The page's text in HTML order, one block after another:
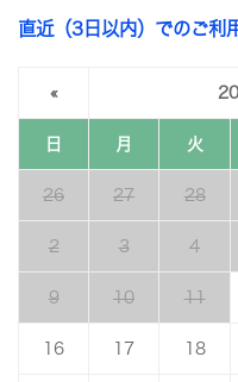
直近（3日以内）でのご利
«
日 月 火
26 27 28
2 3 4
9 10 11
16 17 18